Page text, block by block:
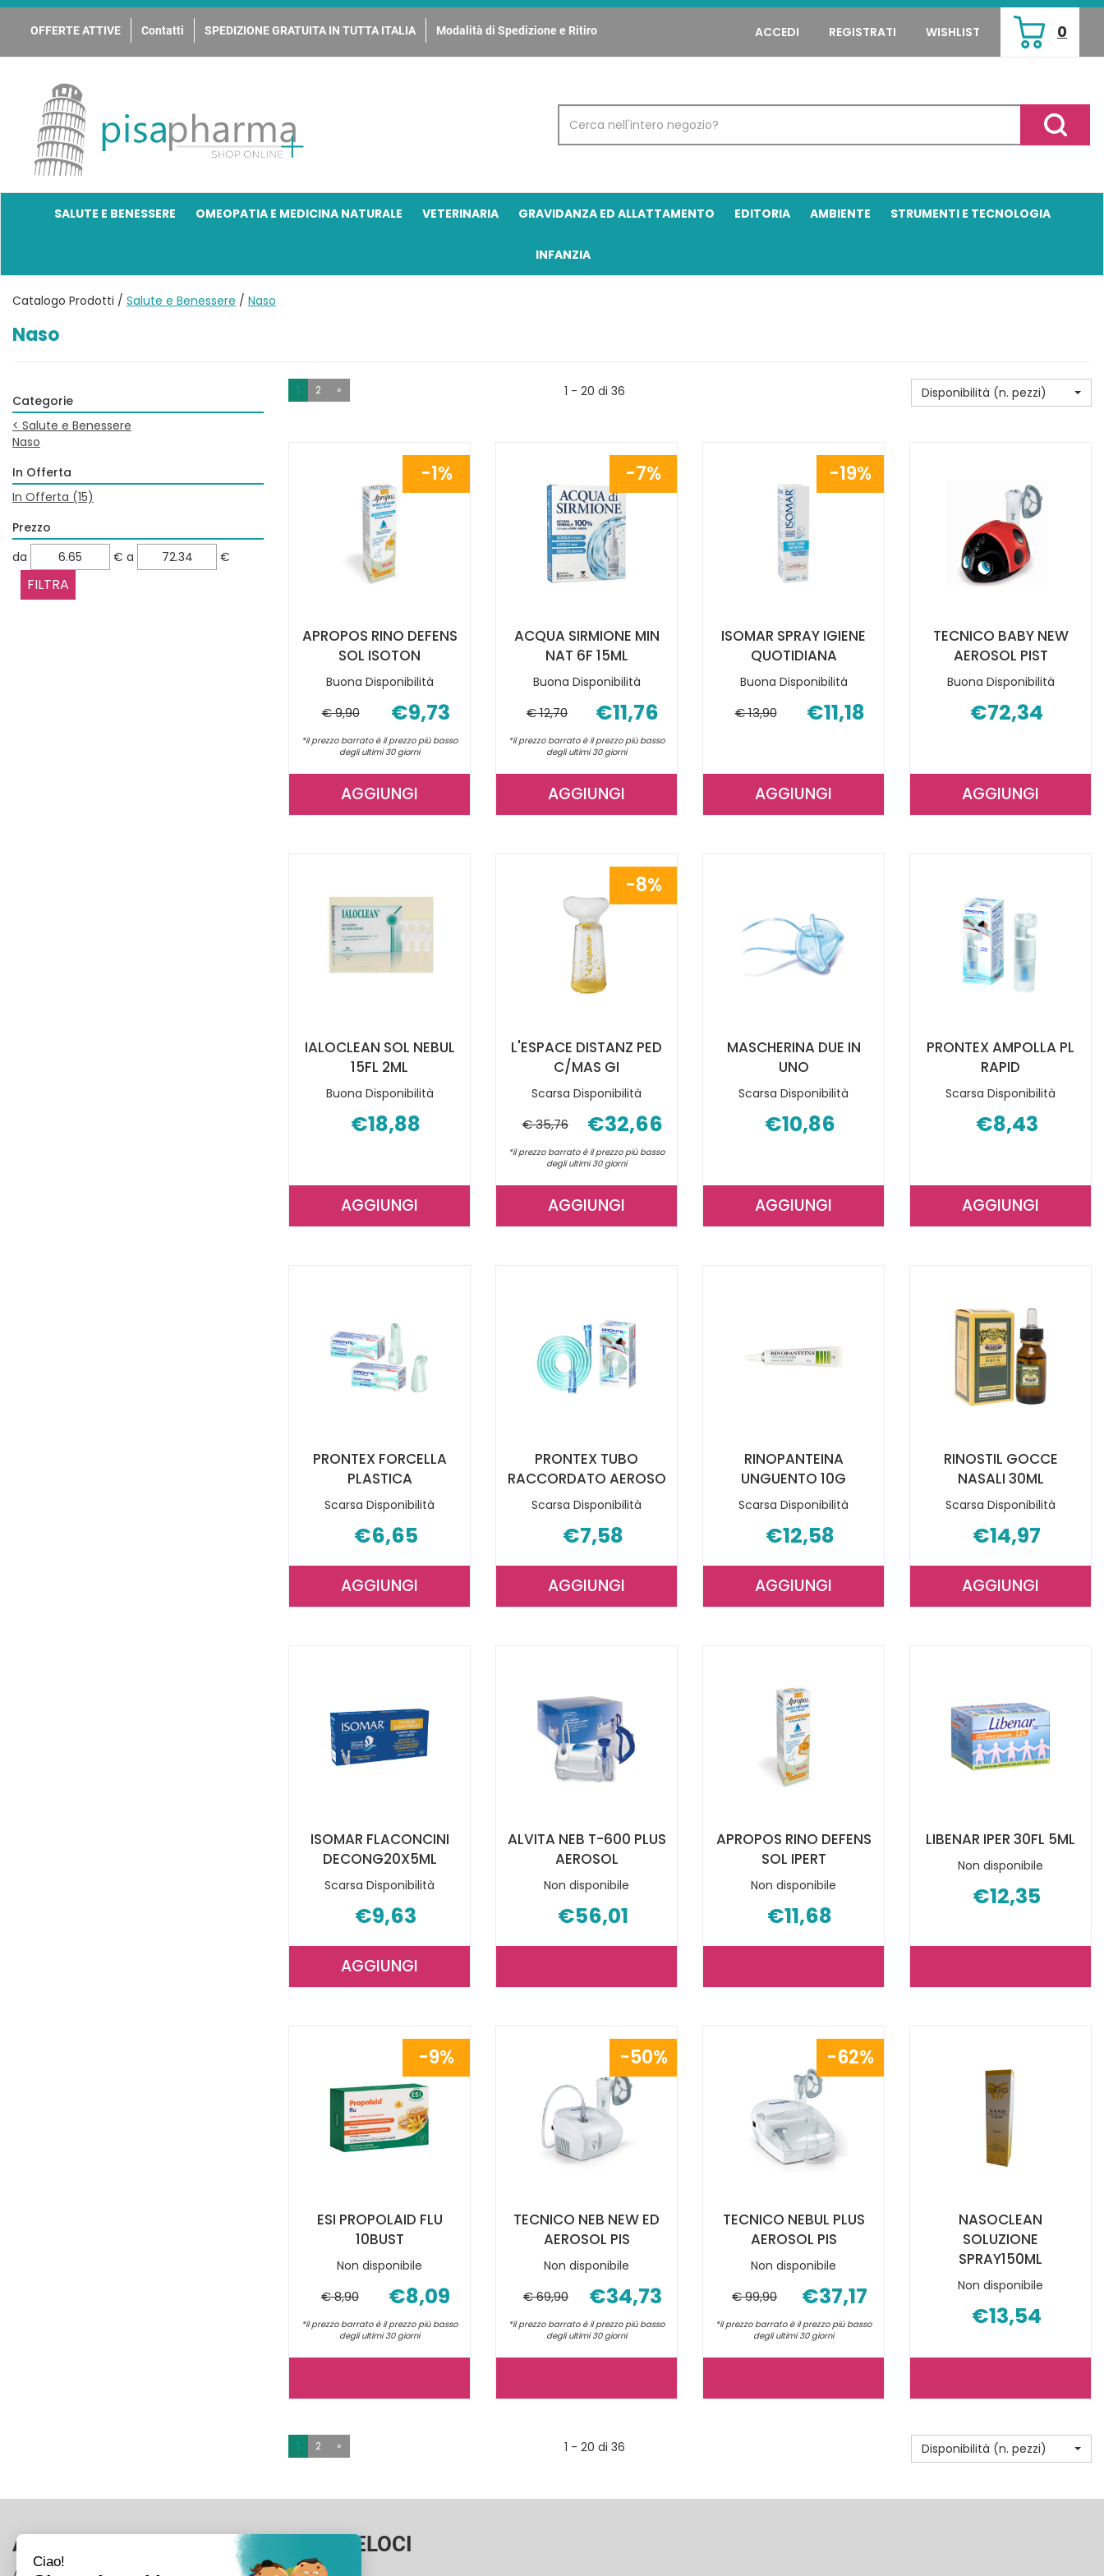
Passa
principale
OFFERTE ATTIVE Contatti SPEDIZIONE GRATUITA IN TUTTA ITALIA Modalità di Spedizione e Ritiro ACCEDI REGISTRATI WISHLIST 0
ARTICOLI
INSERITI
PisaPharma
Prodotto
Cerca
SALUTE E BENESSERE OMEOPATIA E MEDICINA NATURALE VETERINARIA GRAVIDANZA ED ALLATTAMENTO EDITORIA AMBIENTE STRUMENTI E TECNOLOGIA
INFANZIA
Catalogo Prodotti / Salute e Benessere / Naso
Naso
Categorie
< Salute e Benessere
Naso
In Offerta
In Offerta (15)
Prezzo
filtra
da
da € filtra
a €
1 2 » 1 - 20 di 36 Disponibilità (n. pezzi)
APROPOS RINO DEFENS
SOL ISOTON
Buona Disponibilità
1%
€ 9,90 €9,73
*il prezzo barrato è il prezzo più basso
degli ultimi 30 giorni
AGGIUNGIAGGIUNGI APROPOS
ISOTON AL
CARRELLO
ACQUA SIRMIONE MIN
NAT 6F 15ML
Buona Disponibilità
7%
€ 12,70 €11,76
*il prezzo barrato è il prezzo più basso
degli ultimi 30 giorni
AGGIUNGIAGGIUNGI ACQUA
NAT
6F
15ML AL
CARRELLO
ISOMAR SPRAY IGIENE
QUOTIDIANA
Buona Disponibilità
19%
€ 13,90 €11,18
AGGIUNGIAGGIUNGI ISOMAR
TECNICO BABY NEW
AEROSOL PIST
Buona Disponibilità
€72,34
AGGIUNGIAGGIUNGI
CARRELLO
IALOCLEAN SOL NEBUL
15FL 2ML
Buona Disponibilità
€18,88
AGGIUNGIAGGIUNGI IALOCLEAN
CARRELLO
L'ESPACE DISTANZ PED
C/MAS GI
Scarsa Disponibilità
8%
€ 35,76 €32,66
*il prezzo barrato è il prezzo più basso
degli ultimi 30 giorni
AGGIUNGIAGGIUNGI L'ESPACE
CARRELLO
MASCHERINA DUE IN
UNO
Scarsa Disponibilità
€10,86
AGGIUNGIAGGIUNGI MASCHERINA
PRONTEX AMPOLLA PL
RAPID
Scarsa Disponibilità
€8,43
AGGIUNGIAGGIUNGI
CARRELLO
PRONTEX FORCELLA
PLASTICA
Scarsa Disponibilità
€6,65
AGGIUNGIAGGIUNGI PRONTEX
PRONTEX TUBO
RACCORDATO AEROSO
Scarsa Disponibilità
€7,58
AGGIUNGIAGGIUNGI PRONTEX
RINOPANTEINA
UNGUENTO 10G
Scarsa Disponibilità
€12,58
AGGIUNGIAGGIUNGI RINOPANTEINA
RINOSTIL GOCCE
NASALI 30ML
Scarsa Disponibilità
€14,97
AGGIUNGIAGGIUNGI
ISOMAR FLACONCINI
DECONG20X5ML
Scarsa Disponibilità
€9,63
AGGIUNGIAGGIUNGI ISOMAR
CARRELLO
ALVITA NEB T-600 PLUS
AEROSOL
Non disponibile
€56,01
600
AEROSOL NON
È
DISPONIBILE
APROPOS RINO DEFENS
SOL IPERT
Non disponibile
€11,68
SOL
IPERT NON
È
DISPONIBILE
LIBENAR IPER 30FL 5ML
Non disponibile
€12,35
È
DISPONIBILE
ESI PROPOLAID FLU
10BUST
Non disponibile
9%
€ 8,90 €8,09
*il prezzo barrato è il prezzo più basso
degli ultimi 30 giorni
DISPONIBILE
TECNICO NEB NEW ED
AEROSOL PIS
Non disponibile
50%
€ 69,90 €34,73
*il prezzo barrato è il prezzo più basso
degli ultimi 30 giorni
ED
PIS NON
TECNICO NEBUL PLUS
AEROSOL PIS
Non disponibile
62%
€ 99,90 €37,17
*il prezzo barrato è il prezzo più basso
degli ultimi 30 giorni
È
NASOCLEAN
SOLUZIONE
SPRAY150ML
Non disponibile
€13,54
SPRAY150ML
È
1 2 » 1 - 20 di 36 Disponibilità (n. pezzi)
AREA UTENTE LINK VELOCI